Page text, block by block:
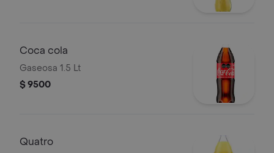
Coca cola
Gaseosa 1.5 Lt
$ 9500
Quatro